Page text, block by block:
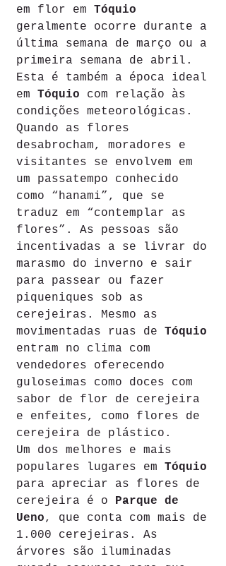
em flor em Tóquio
geralmente ocorre durante a
última semana de março ou a
primeira semana de abril.
Esta é também a época ideal
em Tóquio com relação às
condições meteorológicas.
Quando as flores
desabrocham, moradores e
visitantes se envolvem em
um passatempo conhecido
como “hanami”, que se
traduz em “contemplar as
flores”. As pessoas são
incentivadas a se livrar do
marasmo do inverno e sair
para passear ou fazer
piqueniques sob as
cerejeiras. Mesmo as
movimentadas ruas de Tóquio
entram no clima com
vendedores oferecendo
guloseimas como doces com
sabor de flor de cerejeira
e enfeites, como flores de
cerejeira de plástico.
Um dos melhores e mais
populares lugares em Tóquio
para apreciar as flores de
cerejeira é o
Parque de
Ueno, que conta com mais de
1.000 cerejeiras. As
árvores são iluminadas